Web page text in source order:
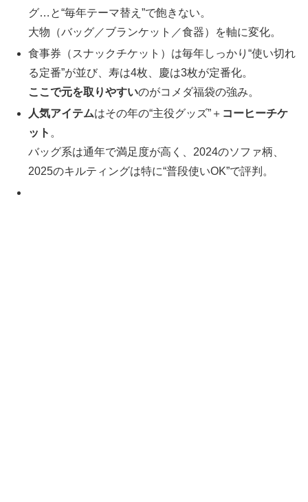
グ…と“毎年テーマ替え”で飽きない。
大物（バッグ／ブランケット／食器）を軸に変化。
食事券（スナックチケット）は毎年しっかり“使い切れ
る定番”が並び、寿は4枚、慶は3枚が定番化。
ここで元を取りやすいのがコメダ福袋の強み。
人気アイテムはその年の“主役グッズ”＋ コーヒーチケ
ット 。
バッグ系は通年で満足度が高く、2024のソファ柄、
2025のキルティングは特に“普段使いOK”で評判。